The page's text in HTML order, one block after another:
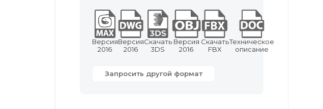
Версия
2016
Версия
2016
Скачать
3DS
Версия
2016
Скачать
FBX
Техническое
описание
Запросить другой формат